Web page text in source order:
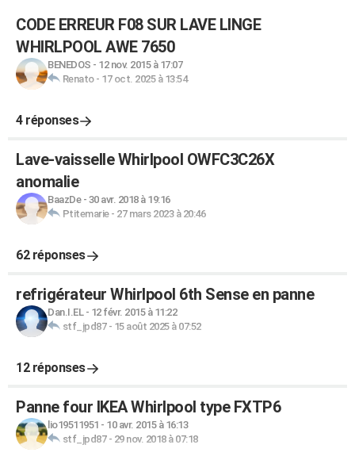
CODE ERREUR F08 SUR LAVE LINGE
WHIRLPOOL AWE 7650
BENEDOS - 12 nov. 2015 à 17:07
Renato- 17 oct. 2025 à 13:54
4 réponses
Lave-vaisselle Whirlpool OWFC3C26X
anomalie
BaazDe- 30 avr. 2018 à 19:16
Ptitemarie- 27 mars 2023 à 20:46
62 réponses
refrigérateur Whirlpool 6th Sense en panne
Dan.I.EL- 12 févr. 2015 à 11:22
stf_jpd87- 15 août 2025 à 07:52
12 réponses
Panne four IKEA Whirlpool type FXTP6
lio19511951 - 10 avr. 2015 à 16:13
stf_jpd87- 29 nov. 2018 à 07:18